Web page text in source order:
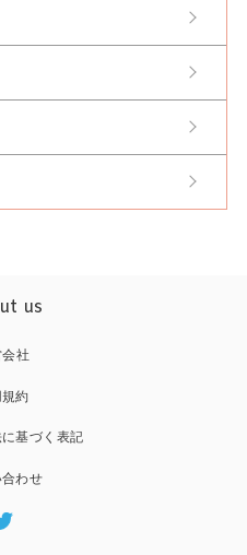
us
社
約
基づく表記
わせ